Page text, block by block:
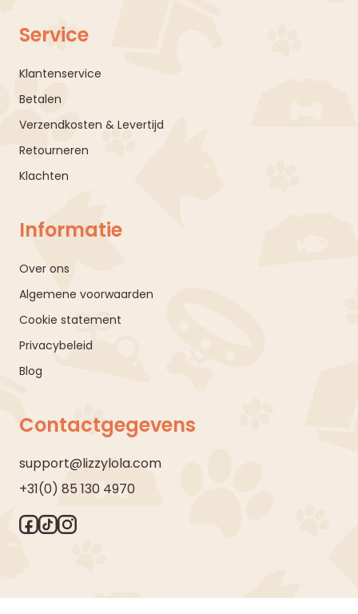
Service
Klantenservice
Betalen
Verzendkosten & Levertijd
Retourneren
Klachten
Informatie
Over ons
Algemene voorwaarden
Cookie statement
Privacybeleid
Blog
Contactgegevens
support@lizzylola.com
+31(0) 85 130 4970